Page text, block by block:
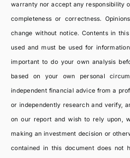
warranty nor accept any responsibility
completeness or correctness.
change without notice. Contents in
used and must be used for
important to do your own analysis
based on your own personal
independent financial advice from a
or independently research and verify,
on our report and wish to rely upon,
making an investment decision or
contained in this document does not